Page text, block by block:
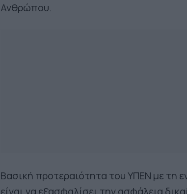
Ανθρώπου.
Βασική προτεραιότητα του ΥΠΕΝ με τη